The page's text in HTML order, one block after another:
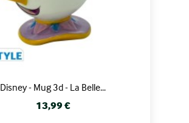
Disney - Mug 3d - La Belle...
Prix
13,99 €